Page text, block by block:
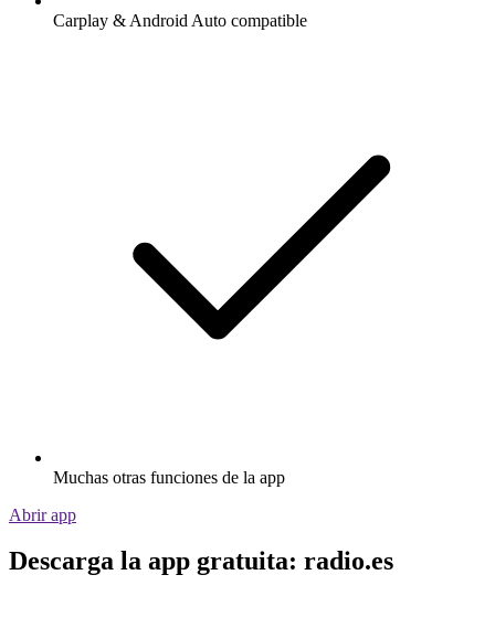
Carplay & Android Auto compatible
Muchas otras funciones de la app
Abrir app
Descarga la app gratuita: radio.es